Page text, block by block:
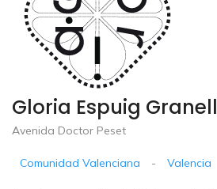
Gloria Espuig Granell
Avenida Doctor Peset
Comunidad Valenciana - Valencia